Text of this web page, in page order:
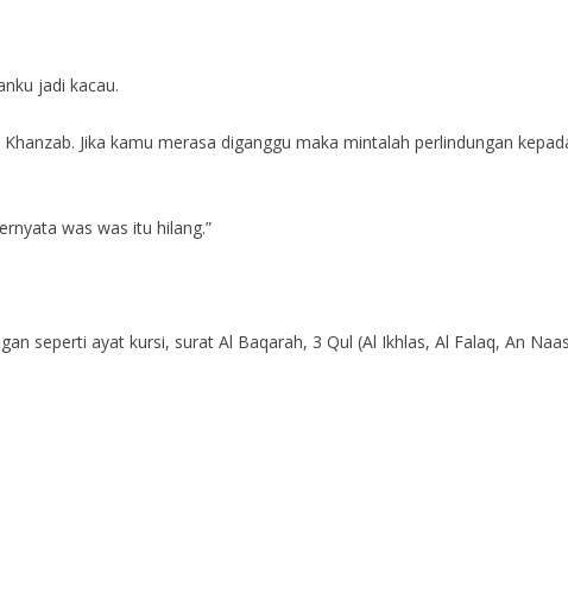
jadi kacau.
Jika kamu merasa diganggu maka mintalah perlindungan
was was itu hilang.”
seperti ayat kursi, surat Al Baqarah, 3 Qul (Al Ikhlas, Al Falaq, An